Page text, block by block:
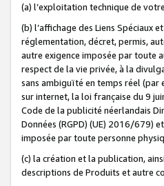
(a) l’exploitation technique de
(b) l’affichage des Liens Spéciaux
réglementation, décret, permis,
autre exigence imposée par toute
respect de la vie privée, à la
sans ambiguïté en temps réel (par
sur internet, la loi française du 9
Code de la publicité néerlandais
Données (RGPD) (UE) 2016/679)
imposée par toute personne
(c) la création et la publication,
descriptions de Produits et autre